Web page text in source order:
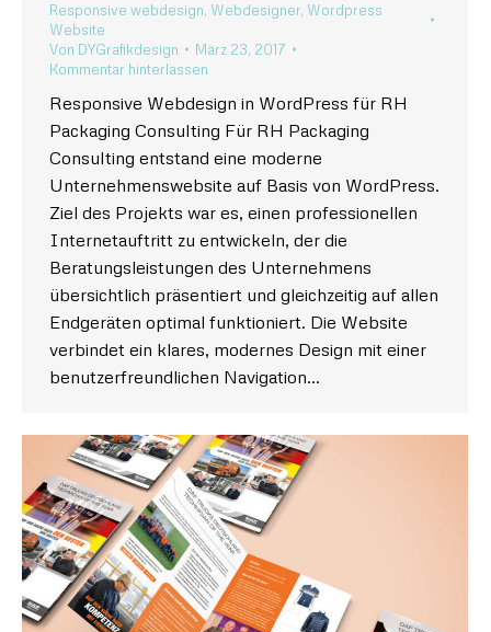
Responsive webdesign, Webdesigner, Wordpress
Website
Von DYGrafikdesign
März 23, 2017
Kommentar hinterlassen
Responsive Webdesign in WordPress für RH
Packaging Consulting Für RH Packaging
Consulting entstand eine moderne
Unternehmenswebsite auf Basis von WordPress.
Ziel des Projekts war es, einen professionellen
Internetauftritt zu entwickeln, der die
Beratungsleistungen des Unternehmens
übersichtlich präsentiert und gleichzeitig auf allen
Endgeräten optimal funktioniert. Die Website
verbindet ein klares, modernes Design mit einer
benutzerfreundlichen Navigation…